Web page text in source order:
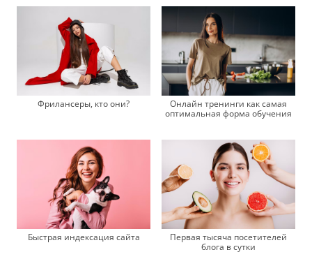
Фрилансеры, кто они?
Онлайн тренинги как самая
оптимальная форма обучения
Быстрая индексация сайта
Первая тысяча посетителей
блога в сутки